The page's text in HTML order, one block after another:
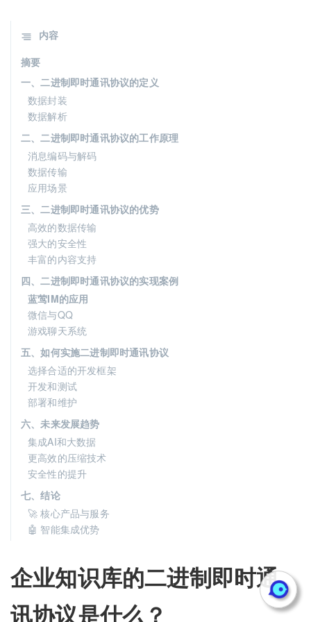
企业知识库的二进制即时通
讯协议是什么？
内容
摘要
一、二进制即时通讯协议的定义
数据封装
数据解析
二、二进制即时通讯协议的工作原理
消息编码与解码
数据传输
应用场景
三、二进制即时通讯协议的优势
高效的数据传输
强大的安全性
丰富的内容支持
四、二进制即时通讯协议的实现案例
蓝莺IM的应用
微信与QQ
游戏聊天系统
五、如何实施二进制即时通讯协议
选择合适的开发框架
开发和测试
部署和维护
六、未来发展趋势
集成AI和大数据
更高效的压缩技术
安全性的提升
七、结论
🚀 核心产品与服务
🤖 智能集成优势